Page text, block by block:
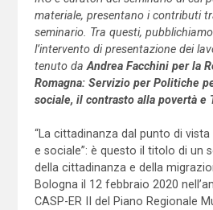
materiale, presentano i contributi
seminario. Tra questi,
l’intervento di presentazione dei
tenuto da Andrea Facchini per la
Romagna: Servizio per Politiche
sociale, il contrasto alla povertà e
“La cittadinanza dal punto di
e sociale”: è questo il titolo di un
della cittadinanza e della
Bologna il 12 febbraio 2020
CASP-ER II del Piano Regionale